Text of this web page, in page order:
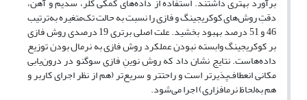
دقتِ روش‌های کوکریجینگ و فازی را نسبت به حالت تک‌متغیره به‌ترتیب
46 و 51 درصد بهبود بخشید. علت اصلی برتری 19 درصدی روش فازی
بر کوکریجینگ وابسته نبودن عملکرد روش فازی به نرمال بودن توزیع
داده‌هاست. نتایج نشان داد که روش نوینِ­ فازی سوگنو در درون‌یابی
مکانی انعطاف‌پذیرتر است و راحت­تر و سریع‌تر (هم از نظر اجرای کاربر و
هم به‌لحاظ نرم­افزاری) ‌اجرا می‌شود.